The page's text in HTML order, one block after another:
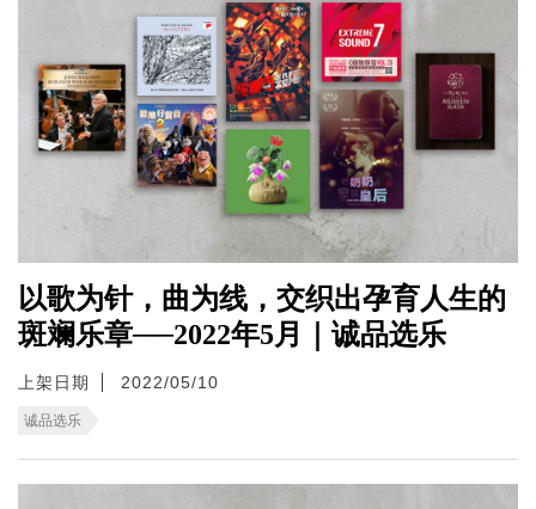
以歌为针，曲为线，交织出孕育人生的
斑斓乐章──2022年5月｜诚品选乐
上架日期 2022/05/10
诚品选乐